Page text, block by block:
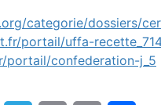
categorie/dossiers/
portail/uffa-
portail/confederation-j_5